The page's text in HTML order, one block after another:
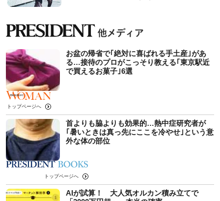
お盆の帰省で｢絶対に喜ばれる手土産｣があ
る…接待のプロがこっそり教える｢東京駅近
で買えるお菓子｣6選
トップページへ
首よりも脇よりも効果的…熱中症研究者が
｢暑いときは真っ先にここを冷やせ｣という意
外な体の部位
トップページへ
AIが試算！ 大人気オルカン積み立てで